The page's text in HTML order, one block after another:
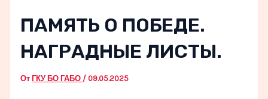
ПАМЯТЬ О ПОБЕДЕ.
НАГРАДНЫЕ ЛИСТЫ.
ОтГКУ БО ГАБО / 09.05.2025